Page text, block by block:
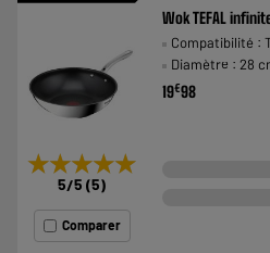
★★★★★
★★★★★
5/5 (5)
Comparer
Wok TEFAL
Compatibilité :
Diamètre : 28
19€98